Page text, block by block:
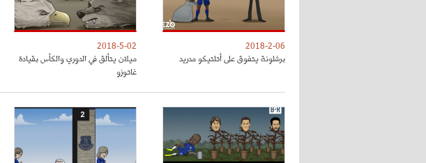
2018-2-06
برشلونة يتفوق على أتلتيكو مدريد
2018-5-02
ميلان يتألق في الدوري والكأس بقيادة
غاتوزو